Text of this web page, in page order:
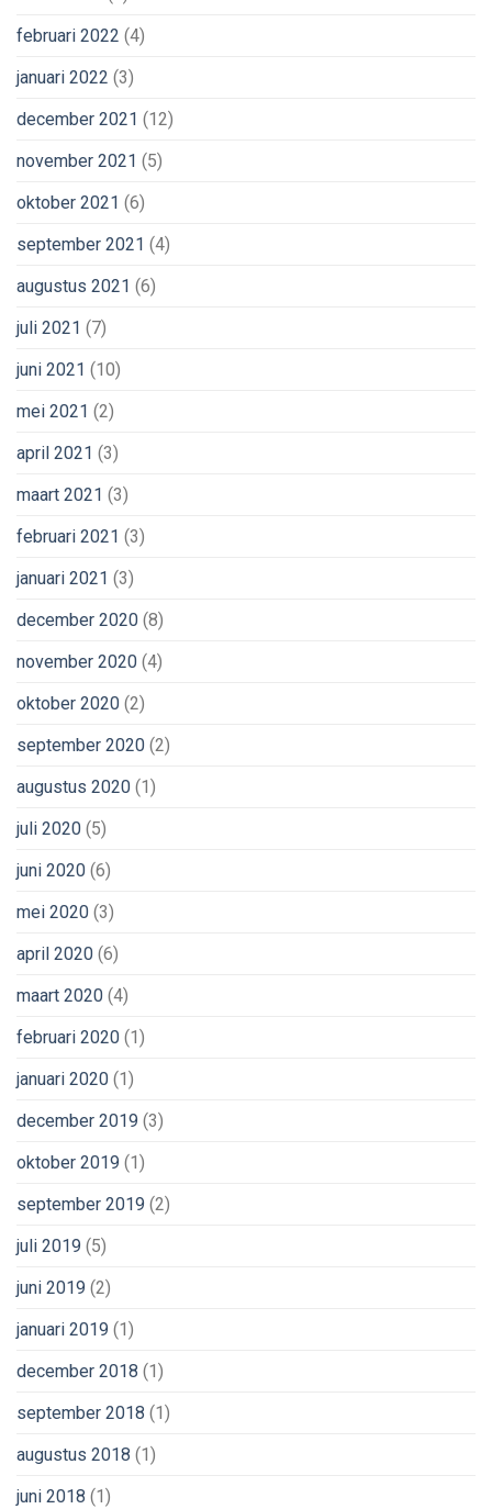
februari 2022 (4)
januari 2022 (3)
december 2021 (12)
november 2021 (5)
oktober 2021 (6)
september 2021 (4)
augustus 2021 (6)
juli 2021 (7)
juni 2021 (10)
mei 2021 (2)
april 2021 (3)
maart 2021 (3)
februari 2021 (3)
januari 2021 (3)
december 2020 (8)
november 2020 (4)
oktober 2020 (2)
september 2020 (2)
augustus 2020 (1)
juli 2020 (5)
juni 2020 (6)
mei 2020 (3)
april 2020 (6)
maart 2020 (4)
februari 2020 (1)
januari 2020 (1)
december 2019 (3)
oktober 2019 (1)
september 2019 (2)
juli 2019 (5)
juni 2019 (2)
januari 2019 (1)
december 2018 (1)
september 2018 (1)
augustus 2018 (1)
juni 2018 (1)